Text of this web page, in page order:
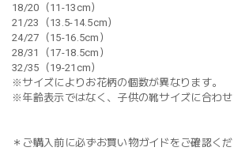
18/20（11-13cm）
21/23（13.5-14.5cm）
24/27（15-16.5cm）
28/31（17-18.5cm）
32/35（19-21cm）
※サイズによりお花柄の個数が異なります。
※年齢表示ではなく、子供の靴サイズに合わせ
＊ご購入前に必ずお買い物ガイドをご確認くだ